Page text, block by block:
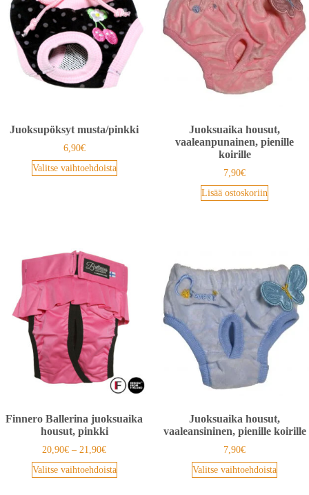
Juoksupöksyt musta/pinkki
6,90€
Valitse vaihtoehdoista
Juoksuaika housut,
vaaleanpunainen, pienille
koirille
7,90€
Lisää ostoskoriin
Finnero Ballerina juoksuaika
housut, pinkki
20,90€ – 21,90€
Valitse vaihtoehdoista
Juoksuaika housut,
vaaleansininen, pienille koirille
7,90€
Valitse vaihtoehdoista